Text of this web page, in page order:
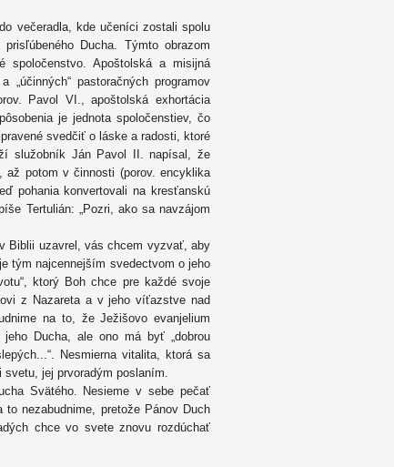
večeradla, kde učeníci zostali spolu
Ducha. Týmto obrazom
spoločenstvo. Apoštolská a misijná
pastoračných programov
Pavol VI., apoštolská exhortácia
je jednota spoločenstiev, čo
svedčiť o láske a radosti, ktoré
služobník Ján Pavol II. napísal, že
potom v činnosti (porov. encyklika
pohania konvertovali na kresťanskú
Tertulián: „Pozri, ako sa navzájom
Biblii uzavrel, vás chcem vyzvať, aby
tým najcennejším svedectvom o jeho
ktorý Boh chce pre každé svoje
z Nazareta a v jeho víťazstve nad
na to, že Ježišovo evanjelium
Ducha, ale ono má byť „dobrou
Nesmierna vitalita, ktorá sa
jej prvoradým poslaním.
Svätého. Nesieme v sebe pečať
nezabudnime, pretože Pánov Duch
chce vo svete znovu rozdúchať